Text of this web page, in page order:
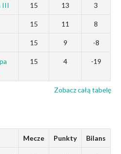
III 15 13 3
15 11 8
15 9 -8
15 4 -19
Zobacz całą tabelę
Mecze Punkty Bilans